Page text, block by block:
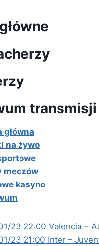
główna
na żywo
meczów
kasyno
23 22:00 Valencia –
23 21:00 Inter –